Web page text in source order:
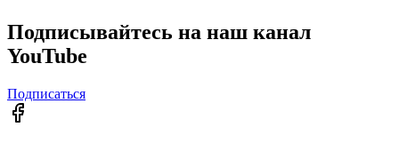
Подписывайтесь на наш канал
YouTube
Подписаться